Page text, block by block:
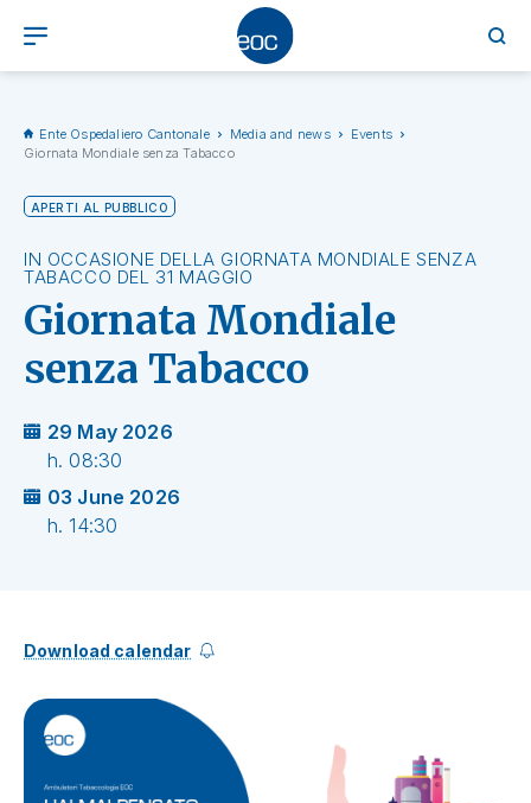
Ente Ospedaliero Cantonale Media and news
Events
Giornata Mondiale senza Tabacco
APERTI AL PUBBLICO
IN OCCASIONE DELLA GIORNATA MONDIALE SENZA
TABACCO DEL 31 MAGGIO
Giornata Mondiale
senza Tabacco
29 May 2026
h. 08:30
03 June 2026
h. 14:30
Download calendar